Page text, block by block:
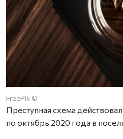
FreePik ©
Преступная схема
по октябрь 2020 года в